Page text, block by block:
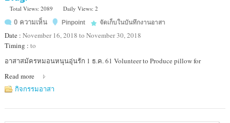
Total Views: 2089
Daily Views: 2
0 ความเห็น
Pinpoint จัดเก็บในบันทึกงานอาสา
Date : November 16, 2018 to November 30, 2018
Timing : to
Location
มูลนิธิ
อาสา
เพื่อ
อาสาสมัครหมอนหนุนอุ่นรัก 1 ธ.ค. 61 Volunteer to Produce pillow for
Read more
กิจกรรมอาสา